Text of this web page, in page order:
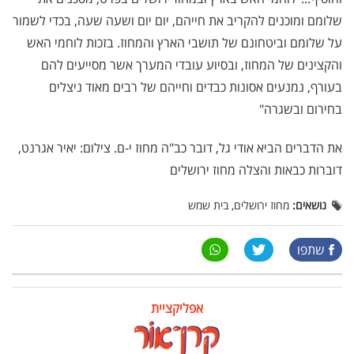
שלומם ומוכנים להקריב את חייהם, יום יום ושעה שעה, בכדי לשמור
על שלומם וביטחונם של תושבי הארץ והמחוז. בזכות לוחמי האש
והקצינים של המחוז, ובסיוע עובדי המערך אשר מסייעים להם
בעורף, נמנעים אסונות כבדים וחייהם של רבים מאוד ניצלים
בחירום ובשגרה"
את הדברים הביא אודי גל, דובר כב"ה מחוז י-ם. צילום: יאיר אגרנט,
דוברות כבאות והצלה מחוז ירושלים
נושאים: מחוז ירושלים, בית שמש
שתפו
אפליקציית